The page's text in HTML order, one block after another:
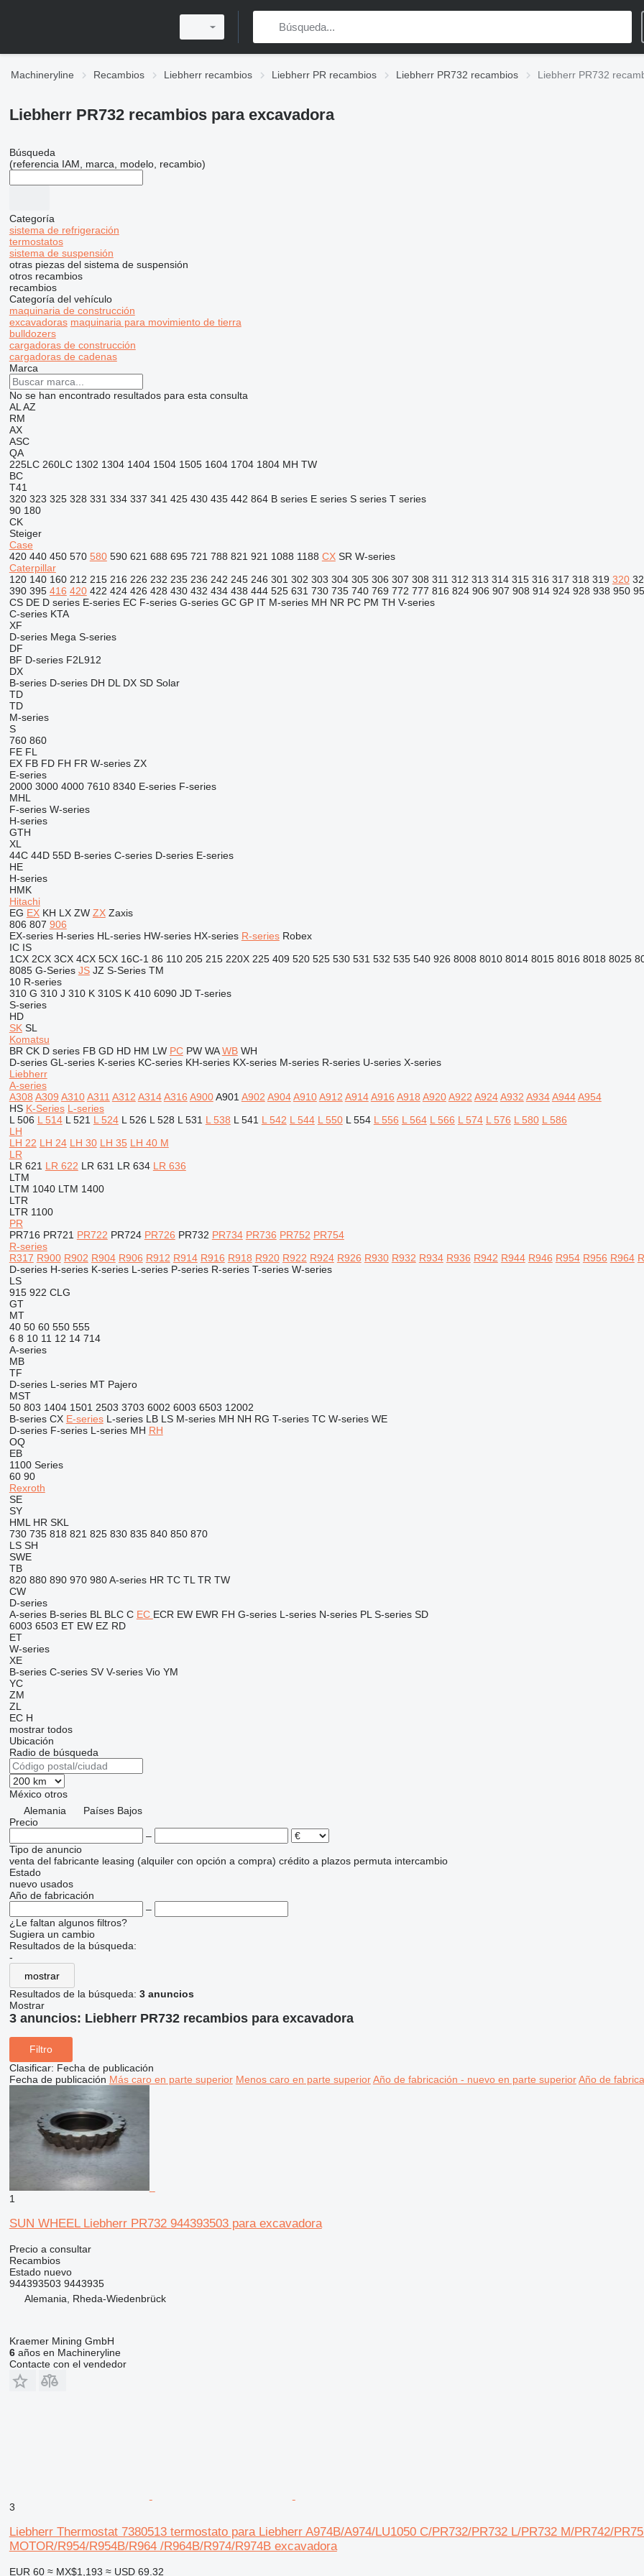
Machineryline Recambios Liebherr recambios Liebherr PR recambios Liebherr PR732 recambios Liebherr PR732
Liebherr PR732 recambios para excavadora
Búsqueda
(referencia IAM, marca, modelo, recambio)
Categoría
sistema de refrigeración
termostatos
sistema de suspensión
otras piezas del sistema de suspensión
otros recambios
recambios
Categoría del vehículo
maquinaria de construcción
excavadoras maquinaria para movimiento de tierra
bulldozers
cargadoras de construcción
cargadoras de cadenas
Marca
No se han encontrado resultados para esta consulta
AL AZ
RM
AX
ASC
QA
225LC 260LC 1302 1304 1404 1504 1505 1604 1704 1804 MH TW
BC
T41
320 323 325 328 331 334 337 341 425 430 435 442 864 B series E series S series T series
90 180
CK
Steiger
Case
420 440 450 570 580 590 621 688 695 721 788 821 921 1088 1188 CX SR W-series
Caterpillar
120 140 160 212 215 216 226 232 235 236 242 245 246 301 302 303 304 305 306 307 308 311 312 313 314 315 316 317 318 319 320
390 395 416 420 422 424 426 428 430 432 434 438 444 525 631 730 735 740 769 772 777 816 824 906 907 908 914 924 928 938 950
CS DE D series E-series EC F-series G-series GC GP IT M-series MH NR PC PM TH V-series
C-series KTA
XF
D-series Mega S-series
DF
BF D-series F2L912
DX
B-series D-series DH DL DX SD Solar
TD
TD
M-series
S
760 860
FE FL
EX FB FD FH FR W-series ZX
E-series
2000 3000 4000 7610 8340 E-series F-series
MHL
F-series W-series
H-series
GTH
XL
44C 44D 55D B-series C-series D-series E-series
HE
H-series
HMK
Hitachi
EG EX KH LX ZW ZX Zaxis
806 807 906
EX-series H-series HL-series HW-series HX-series R-series Robex
IC IS
1CX 2CX 3CX 4CX 5CX 16C-1 86 110 205 215 220X 225 409 520 525 530 531 532 535 540 926 8008 8010 8014 8015 8016 8018 8025
8085 G-Series JS JZ S-Series TM
10 R-series
310 G 310 J 310 K 310S K 410 6090 JD T-series
S-series
HD
SK SL
Komatsu
BR CK D series FB GD HD HM LW PC PW WA WB WH
D-series GL-series K-series KC-series KH-series KX-series M-series R-series U-series X-series
Liebherr
A-series
A308 A309 A310 A311 A312 A314 A316 A900 A901 A902 A904 A910 A912 A914 A916 A918 A920 A922 A924 A932 A934 A944 A954
HS K-Series L-series
L 506 L 514 L 521 L 524 L 526 L 528 L 531 L 538 L 541 L 542 L 544 L 550 L 554 L 556 L 564 L 566 L 574 L 576 L 580 L 586
LH
LH 22 LH 24 LH 30 LH 35 LH 40 M
LR
LR 621 LR 622 LR 631 LR 634 LR 636
LTM
LTM 1040 LTM 1400
LTR
LTR 1100
PR
PR716 PR721 PR722 PR724 PR726 PR732 PR734 PR736 PR752 PR754
R-series
R317 R900 R902 R904 R906 R912 R914 R916 R918 R920 R922 R924 R926 R930 R932 R934 R936 R942 R944 R946 R954 R956 R964
D-series H-series K-series L-series P-series R-series T-series W-series
LS
915 922 CLG
GT
MT
40 50 60 550 555
6 8 10 11 12 14 714
A-series
MB
TF
D-series L-series MT Pajero
MST
50 803 1404 1501 2503 3703 6002 6003 6503 12002
B-series CX E-series L-series LB LS M-series MH NH RG T-series TC W-series WE
D-series F-series L-series MH RH
OQ
EB
1100 Series
60 90
Rexroth
SE
SY
HML HR SKL
730 735 818 821 825 830 835 840 850 870
LS SH
SWE
TB
820 880 890 970 980 A-series HR TC TL TR TW
CW
D-series
A-series B-series BL BLC C EC ECR EW EWR FH G-series L-series N-series PL S-series SD
6003 6503 ET EW EZ RD
ET
W-series
XE
B-series C-series SV V-series Vio YM
YC
ZM
ZL
EC H
mostrar todos
Ubicación
Radio de búsqueda
México otros
Alemania
Países Bajos
Precio
–
Tipo de anuncio
venta del fabricante leasing (alquiler con opción a compra) crédito a plazos permuta intercambio
Estado
nuevo usados
Año de fabricación
–
¿Le faltan algunos filtros?
Sugiera un cambio
Resultados de la búsqueda:
-
mostrar
Resultados de la búsqueda: 3 anuncios
Mostrar
3 anuncios: Liebherr PR732 recambios para excavadora
Filtro
Clasificar: Fecha de publicación
Fecha de publicación Más caro en parte superior Menos caro en parte superior Año de fabricación - nuevo en parte superior Año de
1
SUN WHEEL Liebherr PR732 944393503 para excavadora
Precio a consultar
Recambios
Estadonuevo
944393503 9443935
Alemania, Rheda-Wiedenbrück
Kraemer Mining GmbH
6años en Machineryline
Contacte con el vendedor
3
Liebherr Thermostat 7380513 termostato para Liebherr A974B/A974/LU1050 C/PR732/PR732 L/PR732 M/PR742/
MOTOR/R954/R954B/R964 /R964B/R974/R974B excavadora
EUR 60 ≈ MX$1,193 ≈ USD 69.32